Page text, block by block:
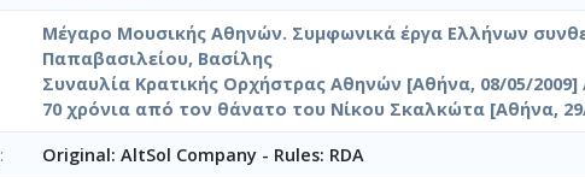
Μέγαρο Μουσικής Αθηνών. Συμφωνικά έργα Ελλήνων
Παπαβασιλείου, Βασίλης
Συναυλία Κρατικής Ορχήστρας Αθηνών [Αθήνα, 08/05/
70 χρόνια από τον θάνατο του Νίκου Σκαλκώτα [Αθήνα,
Original: AltSol Company - Rules: RDA